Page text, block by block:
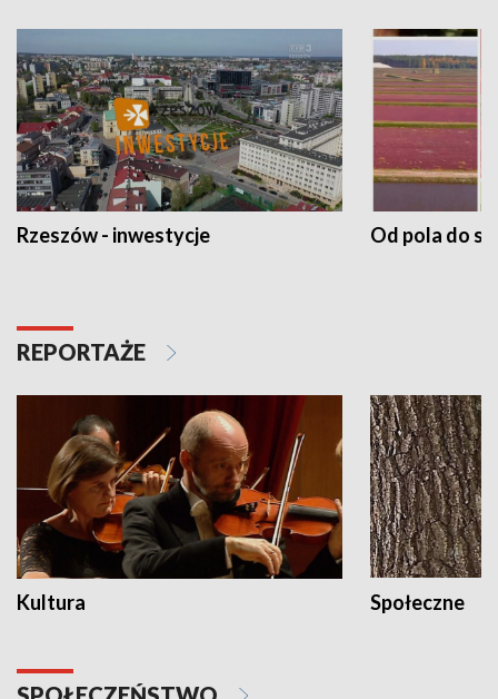
Rzeszów - inwestycje Od pola do
REPORTAŻE
Kultura Społeczne